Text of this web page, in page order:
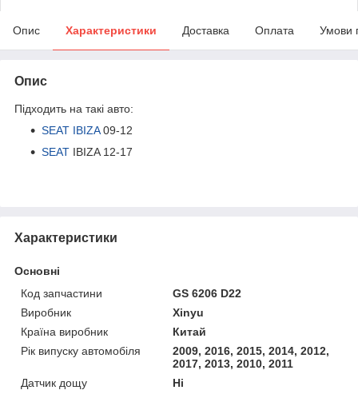
Опис Характеристики Доставка Оплата Умови
Опис
Підходить на такі авто:
SEAT IBIZA09-12
SEAT IBIZA 12-17
Характеристики
Основні
Код запчастини
GS 6206 D22
Виробник
Xinyu
Країна виробник
Китай
Рік випуску автомобіля
2009, 2016, 2015, 2014, 2012,
2017, 2013, 2010, 2011
Датчик дощу
Ні